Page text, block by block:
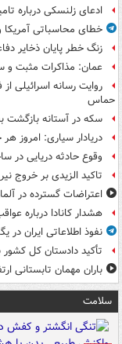
ادعای زلنسکی درباره
خطای محاسباتی آمریکا
زنگ خطر پایان ذخایر
عمان: مذاکرات مثبت و
روایت رسانه اسرائیلی
حماس
سکه در آستانه بازگشت به کانال ۱۸۸
دریادار سیاری: امروز
وقوع حادثه دریایی در
تاکید الزیدی بر خروج
اعتراضات گسترده در
هشدار کانادا درباره عواقب تعرفه ۵۰
نفوذ اطلاعاتی ایران در
تأکید دادستان کل
باران مهمان تابستانی
سلامت